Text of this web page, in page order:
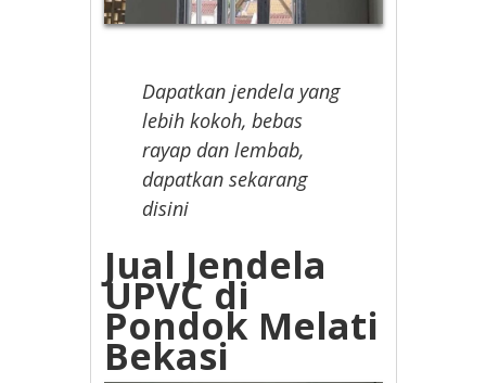
Dapatkan jendela yang
lebih kokoh, bebas
rayap dan lembab,
dapatkan sekarang
disini
Jual Jendela
UPVC di
Pondok Melati
Bekasi